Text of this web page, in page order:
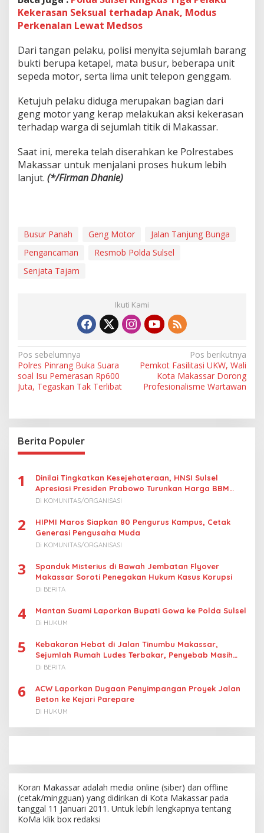
s
d
i
a
a
s
a
r
Kekerasan Seksual terhadap Anak, Modus
Perkenalan Lewat Medsos
Dari tangan pelaku, polisi menyita sejumlah barang
bukti berupa ketapel, mata busur, beberapa unit
sepeda motor, serta lima unit telepon genggam.
Ketujuh pelaku diduga merupakan bagian dari
geng motor yang kerap melakukan aksi kekerasan
terhadap warga di sejumlah titik di Makassar.
Saat ini, mereka telah diserahkan ke Polrestabes
Makassar untuk menjalani proses hukum lebih
lanjut. (*/Firman Dhanie)
Busur Panah Geng Motor
Jalan Tanjung Bunga
Pengancaman
Resmob Polda Sulsel
Senjata Tajam
Ikuti Kami
N
a
v
g
a
s
i
p
s
Pos sebelumnya
Polres Pinrang Buka Suara
soal Isu Pemerasan Rp600
Juta, Tegaskan Tak Terlibat
Pos berikutnya
Pemkot Fasilitasi UKW, Wali
Kota Makassar Dorong
Profesionalisme Wartawan
Berita Populer
1
Dinilai Tingkatkan Kesejehateraan, HNSI Sulsel
Apresiasi Presiden Prabowo Turunkan Harga BBM
Nelayan
Di KOMUNITAS/ORGANISASI
2
HIPMI Maros Siapkan 80 Pengurus Kampus, Cetak
Generasi Pengusaha Muda
Di KOMUNITAS/ORGANISASI
3
Spanduk Misterius di Bawah Jembatan Flyover
Makassar Soroti Penegakan Hukum Kasus Korupsi
Di BERITA
4 Mantan Suami Laporkan Bupati Gowa ke Polda Sulsel
Di HUKUM
5
Kebakaran Hebat di Jalan Tinumbu Makassar,
Sejumlah Rumah Ludes Terbakar, Penyebab Masih
Diselidiki
Di BERITA
6
ACW Laporkan Dugaan Penyimpangan Proyek Jalan
Beton ke Kejari Parepare
Di HUKUM
Koran Makassar adalah media online (siber) dan offline
(cetak/mingguan) yang didirikan di Kota Makassar pada
tanggal 11 Januari 2011. Untuk lebih lengkapnya tentang
KoMa klik box redaksi